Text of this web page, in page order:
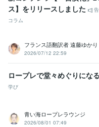
ス】をリリースしました
コラム
フランス語翻訳者 遠藤ゆかり
2026/07/12 22:59
ロープレで堂々めぐりにな
学び
青い海ロープレラウンジ
2026/08/01 07:49